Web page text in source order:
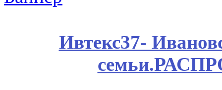
Ивтекс37-